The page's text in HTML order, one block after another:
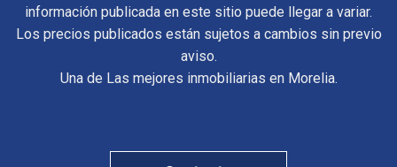
información publicada en este sitio puede llegar a variar.
Los precios publicados están sujetos a cambios sin previo
aviso.
Una de Las mejores inmobiliarias en Morelia.